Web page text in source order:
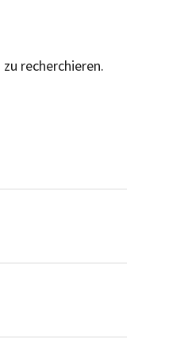
zu recherchieren.